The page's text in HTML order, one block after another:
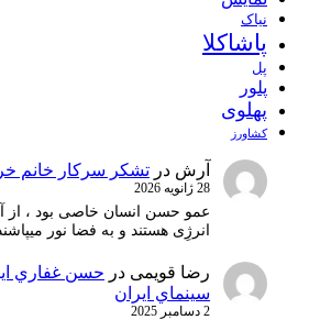
نیاک
پاشاکلا
پل
پلور
پهلوی
کشاورز
آرش در تشکر سرکار خانم
28 ژانویه 2026
عمو حسن انسان خاصی بود ، از
انرژِی هستند و به فضا نور
رضا قویمی در
سينماي ايران
2 دسامبر 2025